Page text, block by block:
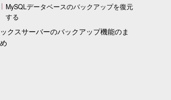
MySQLデータベースのバックアップを復元
する
クスサーバーのバックアップ機能のま